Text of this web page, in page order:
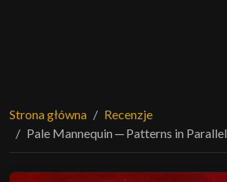
Strona główna
Recenzje
Pale Mannequin ─ Patterns in Parallel